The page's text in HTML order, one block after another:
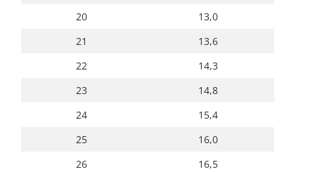
20
13,0
21
13,6
22
14,3
23
14,8
24
15,4
25
16,0
26
16,5